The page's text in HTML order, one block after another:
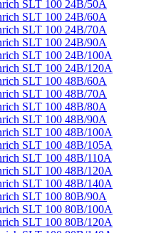
SLT 100 24B/50A
SLT 100 24B/60A
SLT 100 24B/70A
SLT 100 24B/90A
SLT 100 24B/100A
SLT 100 24B/120A
SLT 100 48B/60A
SLT 100 48B/70A
SLT 100 48B/80A
SLT 100 48B/90A
SLT 100 48B/100A
SLT 100 48B/105A
SLT 100 48B/110A
SLT 100 48B/120A
SLT 100 48B/140A
SLT 100 80B/90A
SLT 100 80B/100A
SLT 100 80B/120A